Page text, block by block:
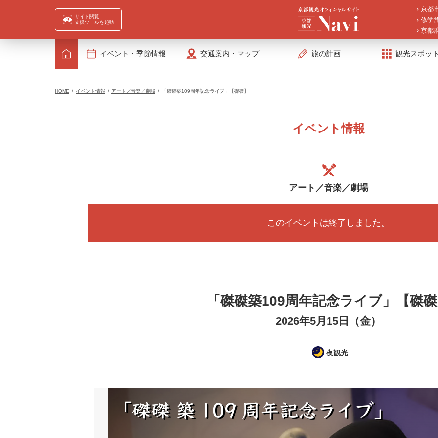
サイト閲覧
支援ツールを起動
京都
修学
京都
イベント・季節情報 交通案内・マップ 旅の計画 観光スポッ
HOME イベント情報 アート／音楽／劇場 「磔磔築109周年記念ライブ」【磔磔】
イベント情報
アート／音楽／劇場
このイベントは終了しました。
「磔磔築109周年記念ライブ」【磔
2026年5月15日（金）
夜観光